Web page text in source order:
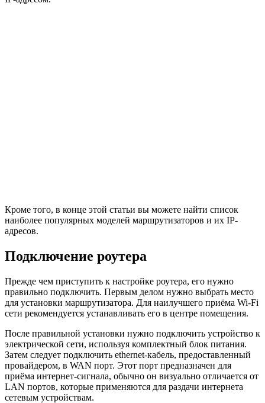
Кроме того, в конце этой статьи вы можете найти список
наиболее популярных моделей маршрутизаторов и их IP-
адресов.
Подключение роутера
Прежде чем приступить к настройке роутера, его нужно
правильно подключить. Первым делом нужно выбрать место
для установки маршрутизатора. Для наилучшего приёма Wi-Fi
сети рекомендуется устанавливать его в центре помещения.
После правильной установки нужно подключить устройство к
электрической сети, используя комплектный блок питания.
Затем следует подключить ethernet-кабель, предоставленный
провайдером, в WAN порт. Этот порт предназначен для
приёма интернет-сигнала, обычно он визуально отличается от
LAN портов, которые применяются для раздачи интернета
сетевым устройствам.